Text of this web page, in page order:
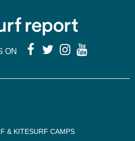
ON
& KITESURF CAMPS